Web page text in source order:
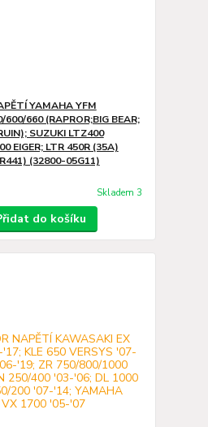
YAMAHA YFM
660 (RAPROR;BIG BEAR;
SUZUKI LTZ400
EIGER; LTR 450R (35A)
(32800-05G11)
Skladem 3
do košíku